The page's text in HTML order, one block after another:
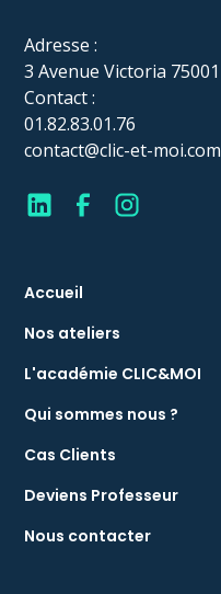
Adresse :
3 Avenue Victoria 75001
Contact :
01.82.83.01.76
contact@clic-et-moi.com
Accueil
Nos ateliers
L'académie CLIC&MOI
Qui sommes nous ?
Cas Clients
Deviens Professeur
Nous contacter